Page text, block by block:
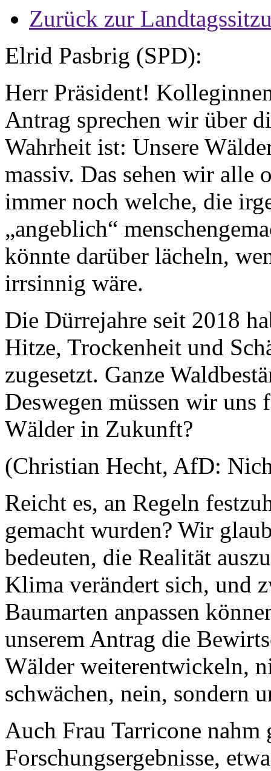
Zurück zur
Elrid Pasbrig (SPD):
Herr Präsident!
Antrag sprechen wir über
Wahrheit ist: Unsere
massiv. Das sehen wir alle
immer noch welche, die
„angeblich“
könnte darüber lächeln,
irrsinnig wäre.
Die Dürrejahre seit 2018
Hitze, Trockenheit und
zugesetzt. Ganze
Deswegen müssen wir uns
Wälder in Zukunft?
(Christian Hecht, AfD:
Reicht es, an Regeln
gemacht wurden? Wir
bedeuten, die Realität
Klima verändert sich, und
Baumarten anpassen
unserem Antrag die
Wälder weiterentwickeln,
schwächen, nein, sondern
Auch Frau Tarricone nahm
Forschungsergebnisse,